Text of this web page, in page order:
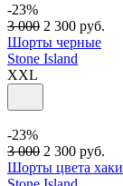
-23%
3 000 2 300 руб.
Шорты черные
Stone Island
XXL
-23%
3 000 2 300 руб.
Шорты цвета хаки